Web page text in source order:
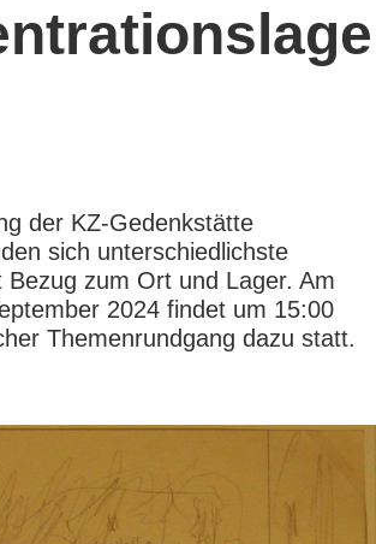
der KZ-Gedenkstätte
sich unterschiedlichste
Bezug zum Ort und Lager. Am
2024 findet um 15:00
Themenrundgang dazu statt.